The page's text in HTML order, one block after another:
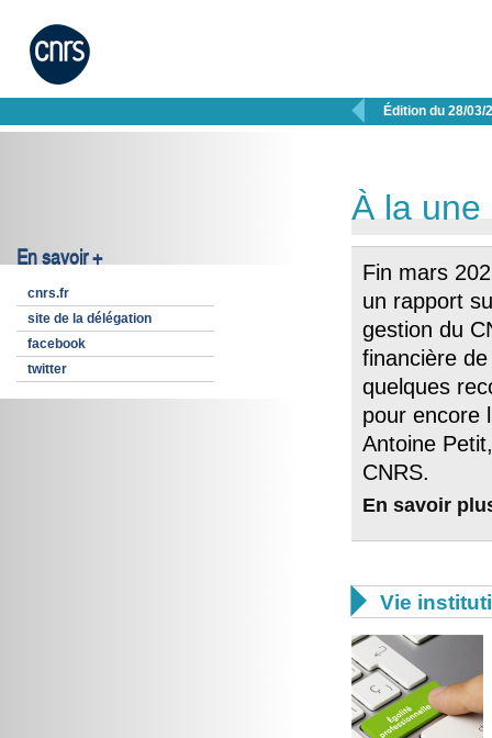
 Édition du 28/03/
En savoir +
cnrs.fr
site de la délégation
facebook
twitter
À la une
Fin mars
un rapport
gestion du
financière
quelques
pour encore
Antoine
CNRS.
En savoir
 Vie